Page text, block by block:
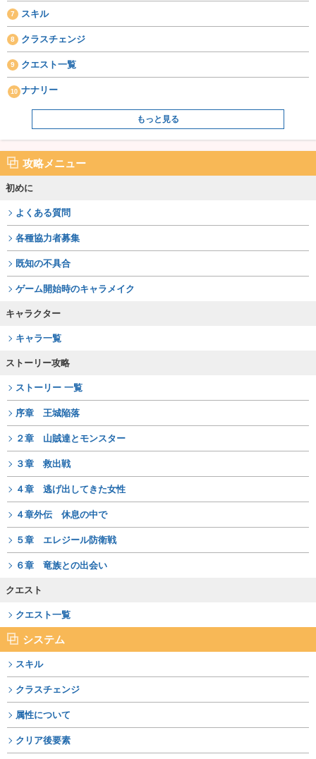
スキル
クラスチェンジ
クエスト一覧
ナナリー
もっと見る
攻略メニュー
初めに
よくある質問
各種協力者募集
既知の不具合
ゲーム開始時のキャラメイク
キャラクター
キャラ一覧
ストーリー攻略
ストーリー 一覧
序章 王城陥落
２章 山賊達とモンスター
３章 救出戦
４章 逃げ出してきた女性
４章外伝 休息の中で
５章 エレジール防衛戦
６章 竜族との出会い
クエスト
クエスト一覧
システム
スキル
クラスチェンジ
属性について
クリア後要素